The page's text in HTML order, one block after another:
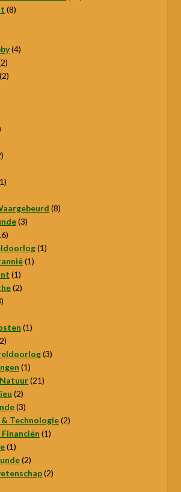
88
44
22
producten
22
2
1
88
33
16
producten
11
11
11
product
22
3
11
2
producten33
11
product
2121
22
producten
33
producten
Technologie 22
11
11
product
22
producten
22